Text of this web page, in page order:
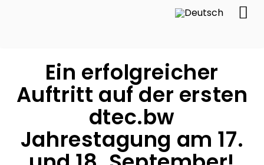
Ein erfolgreicher
Auftritt auf der ersten
dtec.bw
Jahrestagung am 17.